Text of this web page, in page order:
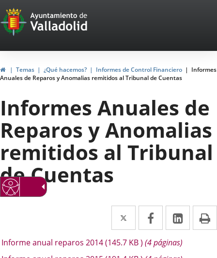
Portal
Web
del
Ayuntamiento
de
Valladolid
HomeTemas ¿Qué hacemos? Informes de Control Financiero
Informes
Anuales de Reparos y Anomalias remitidos al Tribunal de Cuentas
Informes Anuales de
Reparos y Anomalias
remitidos al Tribunal
de Cuentas
Twitter
Enlace
a
una
Facebook
Enlace
a
una
Enlace
a
Informe anual reparos 2014(145.7 KB) (4 páginas)